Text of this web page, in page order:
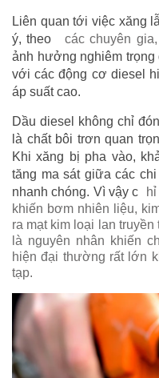
Liên quan tới việc xăng
ý, theo
các chuyên
ảnh hưởng nghiêm
với các động cơ diesel
áp suất cao.
Dầu diesel không chỉ
là chất bôi trơn quan
Khi xăng bị pha vào,
tăng ma sát giữa các
nhanh chóng. Vì vậy c
khiến bơm nhiên liệu,
ra mạt kim loại lan
là nguyên nhân khiến
hiện đại thường rất lớn
tạp.